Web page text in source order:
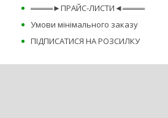
════►ПРАЙС-ЛИСТИ◄════
Умови мінімального заказу
ПІДПИСАТИСЯ НА РОЗСИЛКУ